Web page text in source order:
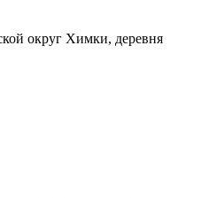
округ Химки, деревня